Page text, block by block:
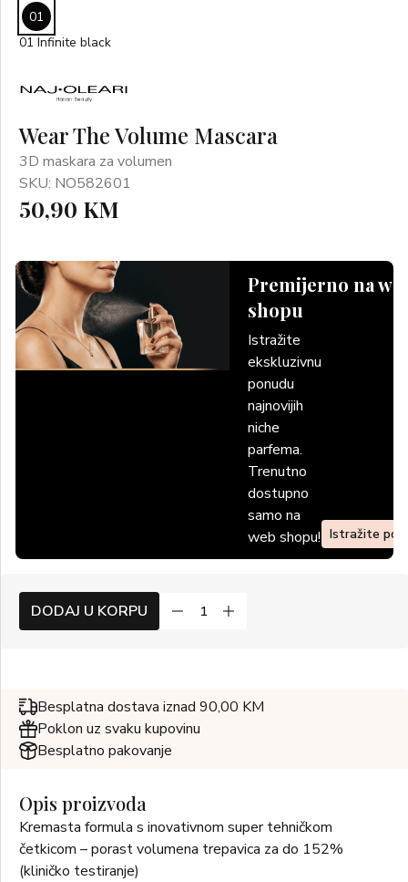
Wear The Volume Mascara
3D maskara za volumen
SKU: NO582601
50,90 KM
Premijerno na
shopu
Istražite
ekskluzivnu
ponudu
najnovijih
niche
parfema.
Trenutno
dostupno
samo na
web shopu! Istražite
01
01 Infinite black
DODAJ U KORPU
Besplatna dostava iznad 90,00 KM
Poklon uz svaku kupovinu
Besplatno pakovanje
Opis proizvoda
Kremasta formula s inovativnom super tehničkom
četkicom – porast volumena trepavica za do 152%
(kliničko testiranje)